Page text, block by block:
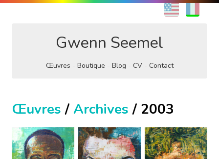
EN
Gwenn Seemel
Œuvres Boutique Blog CV Contact
Œuvres / Archives / 2003